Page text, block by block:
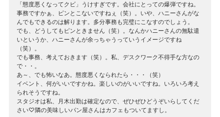
「態度悪くなってクビ」うけすぎです。会社にとっての爆弾ですね。
事務ですかぁ、ピンとこないですねぇ（笑）。いや、ハニーさんがな
んでもできるのは解ります。多分事務も完璧にこなすのでしょう。
でも、どうしてもピンときません（笑）。なんかハニーさんの無駄遣
いというか、ハニーさんが余っちゃうっていうイメージですね
（笑）。
でも事務、考えておきます（笑）。私、デスクワーク不得手な方なの
で・・。
あ～、でも怖いなあ。態度悪くなられたら・・・（笑）
イベント、何がいいですかね。楽しいのがいいですね。いろいろ考え
られそうですね。
スタジオは私、月木出勤は確定なので、ぜひぜひどうぞいらしてくだ
さい♡隣の美味しいパン屋さんはカフェもついてますし。